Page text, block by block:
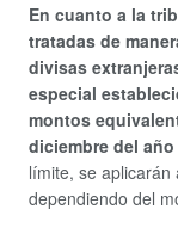
En cuanto a la
tratadas de
divisas
especial
montos
diciembre del
límite, se aplicarán
dependiendo del